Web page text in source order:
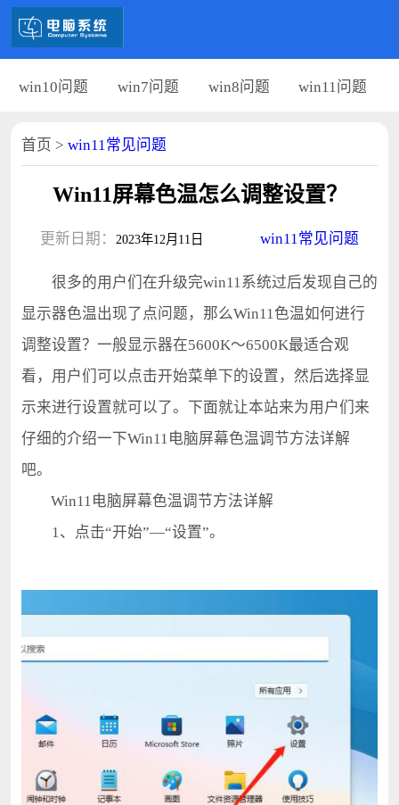
win10问题 win7问题 win8问题 win11问题
首页 > win11常见问题
Win11屏幕色温怎么调整设置？
更新日期： 2023年12月11日 win11常见问题
很多的用户们在升级完win11系统过后发现自己的
显示器色温出现了点问题，那么Win11色温如何进行
调整设置？一般显示器在5600K～6500K最适合观
看，用户们可以点击开始菜单下的设置，然后选择显
示来进行设置就可以了。下面就让本站来为用户们来
仔细的介绍一下Win11电脑屏幕色温调节方法详解
吧。
Win11电脑屏幕色温调节方法详解
1、点击“开始”—“设置”。